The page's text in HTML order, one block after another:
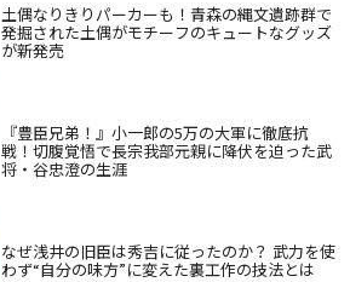
土偶なりきりパーカーも！青森の縄文遺跡群で
発掘された土偶がモチーフのキュートなグッズ
が新発売
『豊臣兄弟！』小一郎の5万の大軍に徹底抗
戦！切腹覚悟で長宗我部元親に降伏を迫った武
将・谷忠澄の生涯
なぜ浅井の旧臣は秀吉に従ったのか？ 武力を使
わず“自分の味方”に変えた裏工作の技法とは